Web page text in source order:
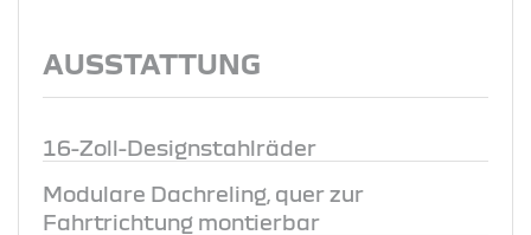
AUSSTATTUNG
16-Zoll-Designstahlräder
Modulare Dachreling, quer zur
Fahrtrichtung montierbar